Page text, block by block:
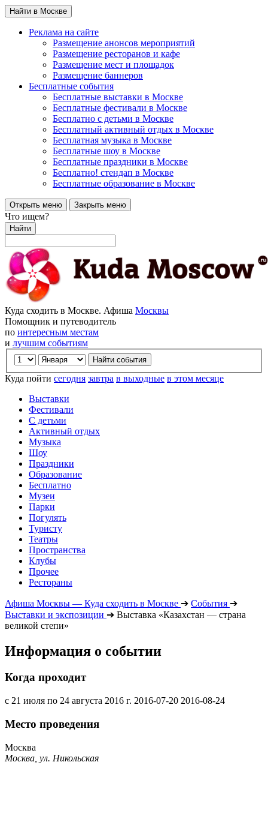
Найти в Москве
Реклама на сайте
Размещение анонсов мероприятий
Размещение ресторанов и кафе
Размещение мест и площадок
Размещение баннеров
Бесплатные события
Бесплатные выставки в Москве
Бесплатные фестивали в Москве
Бесплатно с детьми в Москве
Бесплатный активный отдых в Москве
Бесплатная музыка в Москве
Бесплатные шоу в Москве
Бесплатные праздники в Москве
Бесплатно! стендап в Москве
Бесплатные образование в Москве
Открыть меню Закрыть меню
Что ищем?
Найти
Куда сходить в Москве. Афиша Москвы
Помощник и путеводитель
по интересным местам
и лучшим событиям
Куда пойти сегодня завтра в выходные в этом месяце
Выставки
Фестивали
С детьми
Активный отдых
Музыка
Шоу
Праздники
Образование
Бесплатно
Музеи
Парки
Погулять
Туристу
Театры
Пространства
Клубы
Прочее
Рестораны
Афиша Москвы — Куда сходить в Москве ➔ События ➔
Выставки и экспозиции ➔ Выставка «Казахстан — страна
великой степи»
Информация о событии
Когда проходит
с 21 июля по 24 августа 2016 г. 2016-07-20 2016-08-24
Место проведения
Москва
Москва, ул. Никольская